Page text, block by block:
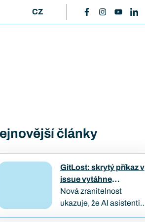
CZ
články
GitLost: skrytý příkaz v
issue vytáhne
soukromý kód
Nová zranitelnost
ukazuje, že AI asistenti